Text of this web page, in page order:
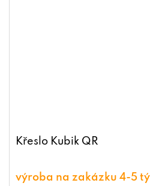
Křeslo Kubik QR
výroba na zakázku 4-5